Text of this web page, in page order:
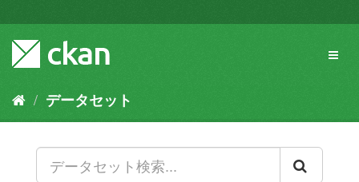
キ
容
データセット